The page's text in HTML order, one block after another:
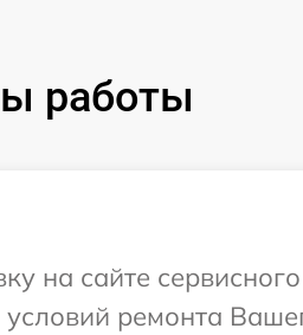
работы
на сайте
ремонта